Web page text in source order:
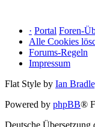
· Portal Foren-
Alle Cookies
Forums-Regeln
Impressum
Flat Style by Ian
Powered by phpBB®
Deutsche Übersetzung